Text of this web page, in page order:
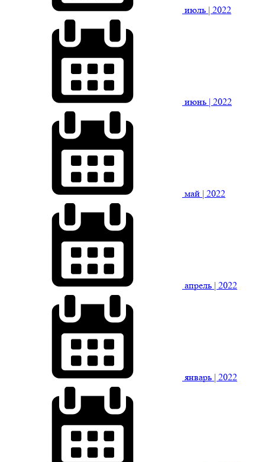
июль | 2022
июнь | 2022
май | 2022
апрель | 2022
январь | 2022